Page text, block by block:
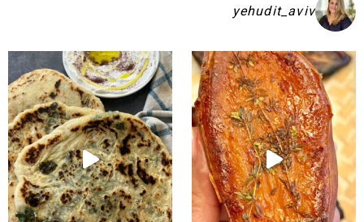
yehudit_aviv
בפיתות היסטריות